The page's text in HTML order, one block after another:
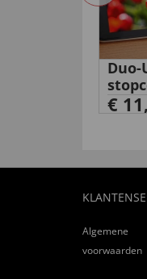
Duo-
€ 11,
Algemene
voorwaarden